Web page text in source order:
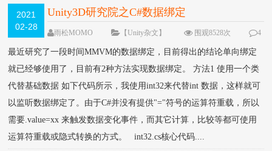
2021
02-28
Unity3D研究院之C#数据绑定
雨松MOMO 【Unity杂文】 围观8528次
4
最近研究了一段时间MMVM的数据绑定，目前得出的结论单向绑定
就已经够使用了，目前有2种方法实现数据绑定。 方法1 使用一个类
代替基础数据 如下代码所示，我使用int32来代替int 数据，这样就可
以监听数据绑定了。由于C#并没有提供"="符号的运算符重载，所以
需要.value=xx 来触发数据变化事件，而其它计算，比较等都可使用
运算符重载或隐式转换的方式。 int32.cs核心代码....